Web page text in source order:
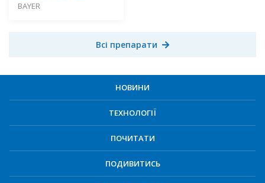
BAYER
Всі препарати
НОВИНИ
ТЕХНОЛОГІЇ
ПОЧИТАТИ
ПОДИВИТИСЬ